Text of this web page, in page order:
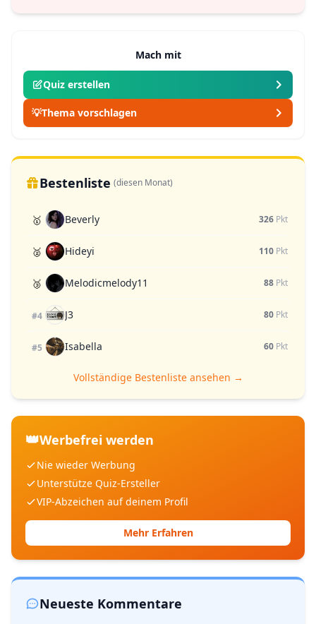
Mach mit
Quiz erstellen
💡Thema vorschlagen
Bestenliste (diesen Monat)
🥇 Beverly 326 Pkt
🥈 Hideyi 110 Pkt
🥉 Melodicmelody11 88 Pkt
#4 J3 80 Pkt
#5 Isabella 60 Pkt
Vollständige Bestenliste ansehen →
👑Werbefrei werden
Nie wieder Werbung
Unterstütze Quiz-Ersteller
VIP-Abzeichen auf deinem Profil
Mehr Erfahren
Neueste Kommentare